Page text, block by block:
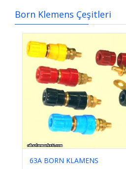
Born Klemens Çeşitleri
63A BORN KLAMENS